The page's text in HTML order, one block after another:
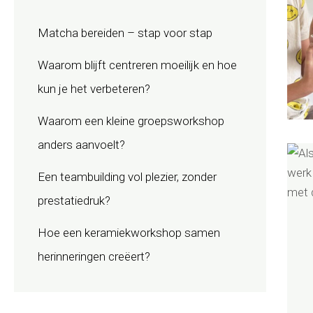
Matcha bereiden – stap voor stap
Waarom blijft centreren moeilijk en hoe
kun je het verbeteren?
Waarom een kleine groepsworkshop
anders aanvoelt?
Een teambuilding vol plezier, zonder
prestatiedruk?
Hoe een keramiekworkshop samen
herinneringen creëert?